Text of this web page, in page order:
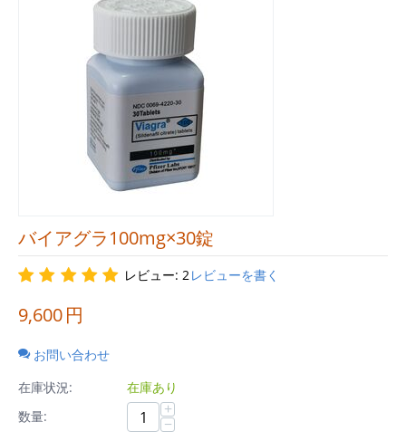
バイアグラ100mg×30錠
レビュー: 2 レビューを書く
9,600円
お問い合わせ
在庫状況:
在庫あり
数量:
+
−